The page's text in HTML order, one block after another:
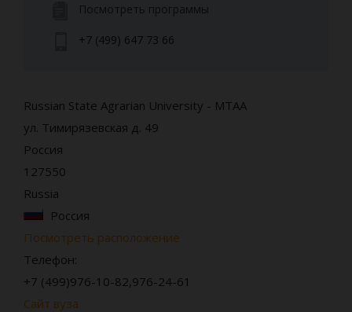
Посмотреть программы
+7 (499) 647 73 66
Russian State Agrarian University - MTAA
ул. Тимирязевская д. 49
Россия
127550
Russia
Россия
Посмотреть расположение
Телефон:
+7 (499)976-10-82,976-24-61
Сайт вуза